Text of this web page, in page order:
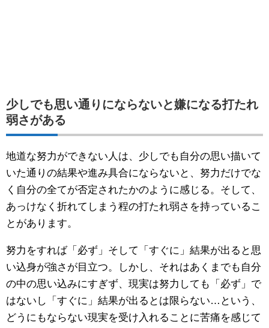
少しでも思い通りにならないと嫌になる打たれ
弱さがある
地道な努力ができない人は、少しでも自分の思い描いて
いた通りの結果や進み具合にならないと、努力だけでな
く自分の全てが否定されたかのように感じる。そして、
あっけなく折れてしまう程の打たれ弱さを持っているこ
とがあります。
努力をすれば「必ず」そして「すぐに」結果が出ると思
い込身が強さが目立つ。しかし、それはあくまでも自分
の中の思い込みにすぎず、現実は努力しても「必ず」で
はないし「すぐに」結果が出るとは限らない…という、
どうにもならない現実を受け入れることに苦痛を感じて